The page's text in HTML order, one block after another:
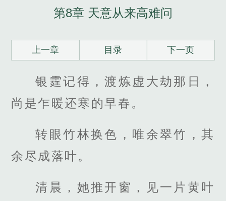
第8章 天意从来高难问
上一章 目录 下一页
银霆记得，渡炼虚大劫那日，
尚是乍暖还寒的早春。
转眼竹林换色，唯余翠竹，其
余尽成落叶。
清晨，她推开窗，见一片黄叶